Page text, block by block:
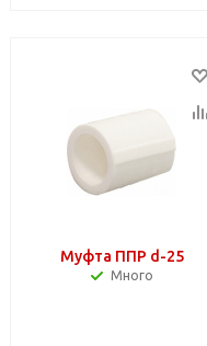
Муфта ППР d-25
Много